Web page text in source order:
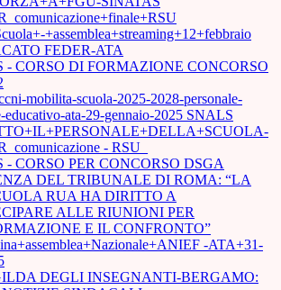
+assemblea+streaming+12+febbraio
FEDER-ATA
- CORSO DI FORMAZIONE CONCORSO
mobilita-scuola-2025-2028-personale-
educativo-ata-29-gennaio-2025 SNALS
- RSU_
- CORSO PER CONCORSO DSGA
DEL TRIBUNALE DI ROMA: “LA
RUA HA DIRITTO A
ALLE RIUNIONI PER
E IL CONFRONTO”
-ATA+31-
DEGLI INSEGNANTI-BERGAMO: